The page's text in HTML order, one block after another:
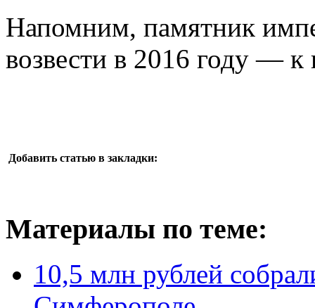
Напомним, памятник
возвести в 2016 году —
Добавить статью в закладки:
Материалы по теме:
10,5 млн рублей